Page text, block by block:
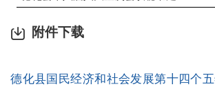
附件下载
德化县国民经济和社会发展第十四个